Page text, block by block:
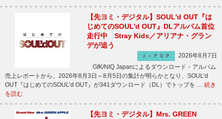
【先ヨミ・デジタル】SOUL'd OUT『は
じめてのSOUL'd OUT』DLアルバム首位
走行中 Stray Kids／アリアナ・グラン
デが追う
Ｊ－ＰＯＰ
2026年8月7日
GfK/NIQ Japanによるダウンロード・アルバム
売上レポートから、2026年8月3日～8月5日の集計が明らかとなり、SOUL’d
OUT『はじめてのSOUL’d OUT』が341ダウンロード（DL）でトップを … 続き
を読む
【先ヨミ・デジタル】Mrs. GREEN